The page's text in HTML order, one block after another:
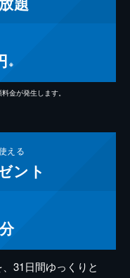
※
金が発生します。
える
ント
31日間ゆっくりと